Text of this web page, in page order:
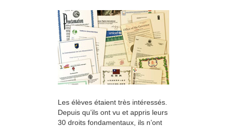
Les élèves étaient très intéressés.
Depuis qu’ils ont vu et appris leurs
30 droits fondamentaux, ils n’ont